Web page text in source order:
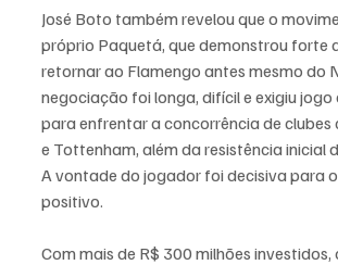
José Boto também revelou que o
próprio Paquetá, que demonstrou forte
retornar ao Flamengo antes mesmo do
negociação foi longa, difícil e exigiu jogo
para enfrentar a concorrência de clubes
e Tottenham, além da resistência inicial
A vontade do jogador foi decisiva para
positivo.
Com mais de R$ 300 milhões investidos,